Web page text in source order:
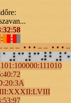
:32:58
:
:
– – – • • • – – • • •